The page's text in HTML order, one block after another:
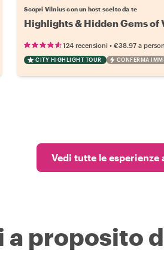
Scopri Vilnius con un host scelto da te
Highlights & Hidden Gems of
124 recensioni •€38.97 a
CITY HIGHLIGHT TOUR CONFERMA
Vedi tutte le esperienze
a proposito